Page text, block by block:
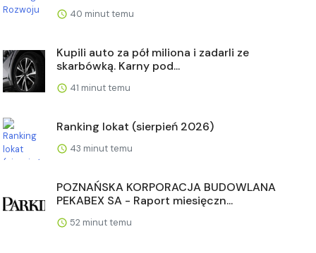
40 minut temu
Kupili auto za pół miliona i zadarli ze
skarbówką. Karny pod...
41 minut temu
Ranking lokat (sierpień 2026)
43 minut temu
POZNAŃSKA KORPORACJA BUDOWLANA
PEKABEX SA - Raport miesięczn...
52 minut temu